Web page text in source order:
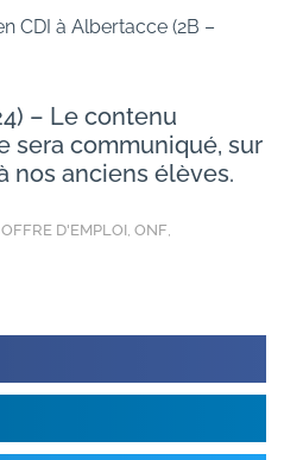
CDI à Albertacce (2B –
– Le contenu
sera communiqué, sur
nos anciens élèves.
OFFRE D'EMPLOI, ONF,